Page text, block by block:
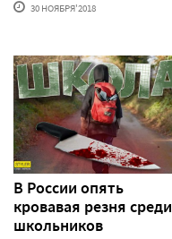
30 НОЯБРЯ'2018
В России опять
кровавая резня среди
школьников